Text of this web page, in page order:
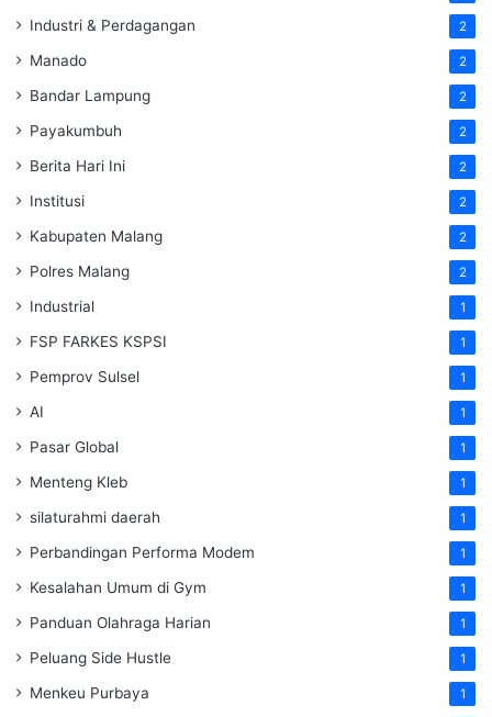
Industri & Perdagangan 2
Manado 2
Bandar Lampung 2
Payakumbuh 2
Berita Hari Ini 2
Institusi 2
Kabupaten Malang 2
Polres Malang 2
Industrial 1
FSP FARKES KSPSI 1
Pemprov Sulsel 1
AI 1
Pasar Global 1
Menteng Kleb 1
silaturahmi daerah 1
Perbandingan Performa Modem 1
Kesalahan Umum di Gym 1
Panduan Olahraga Harian 1
Peluang Side Hustle 1
Menkeu Purbaya 1